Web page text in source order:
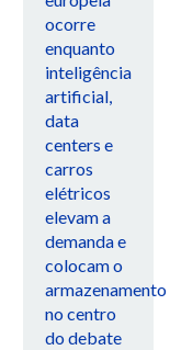
ocorre
enquanto
inteligência
artificial,
data
centers e
carros
elétricos
elevam a
demanda e
colocam o
armazenamento
no centro
do debate